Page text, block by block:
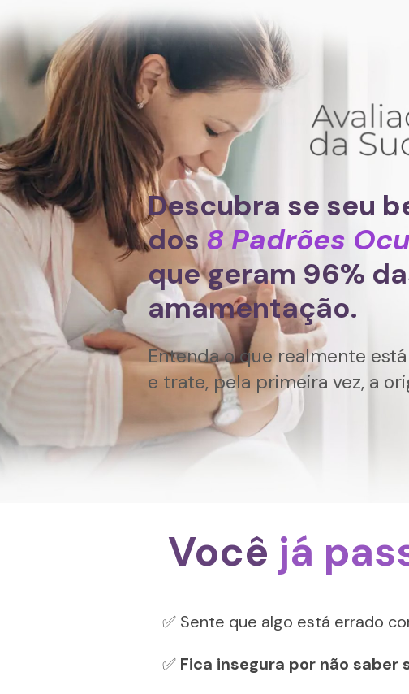
Descubra se seu
dos 8 Padrões
que geram 96%
amamentação.
Entenda o que realmente
e trate, pela primeira vez, a
Você já
✅ Sente que algo está errado
✅ Fica insegura por não